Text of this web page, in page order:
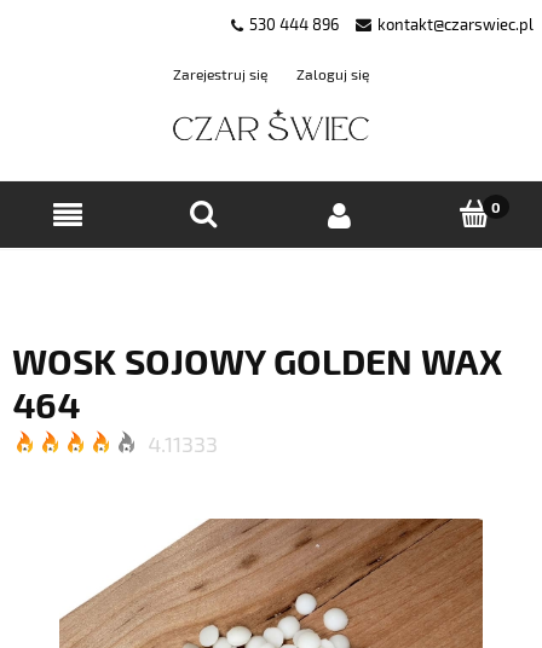
530 444 896 kontakt@czarswiec.pl
Zarejestruj się Zaloguj się
WOSK SOJOWY GOLDEN WAX
464
4.11333